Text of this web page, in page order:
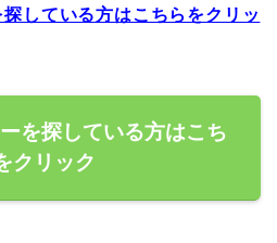
している方はこちらをクリッ
を探している方はこち
クリック